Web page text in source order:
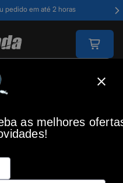
pedido em até 2 horas
as melhores